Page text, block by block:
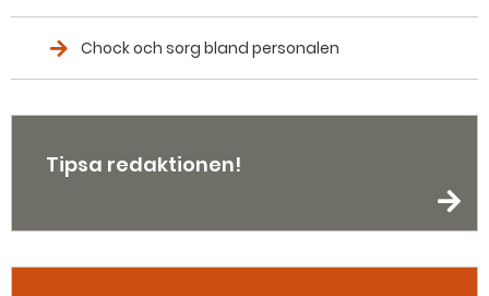
Chock och sorg bland personalen
Tipsa redaktionen!